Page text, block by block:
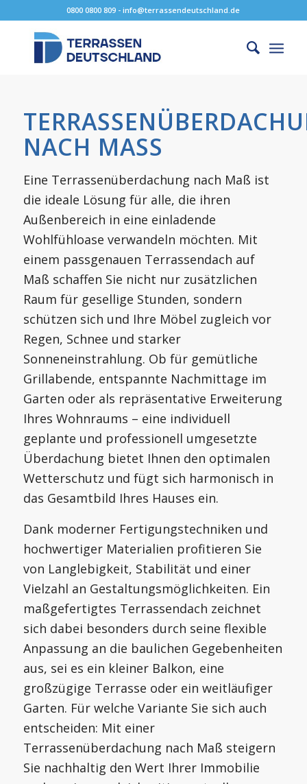
0800 0800 809 - info@terrassendeutschland.de
NACH MASS
Eine Terrassenüberdachung nach Maß ist
die ideale Lösung für alle, die ihren
Außenbereich in eine einladende
Wohlfühloase verwandeln möchten. Mit
einem passgenauen Terrassendach auf
Maß schaffen Sie nicht nur zusätzlichen
Raum für gesellige Stunden, sondern
schützen sich und Ihre Möbel zugleich vor
Regen, Schnee und starker
Sonneneinstrahlung. Ob für gemütliche
Grillabende, entspannte Nachmittage im
Garten oder als repräsentative Erweiterung
Ihres Wohnraums – eine individuell
geplante und professionell umgesetzte
Überdachung bietet Ihnen den optimalen
Wetterschutz und fügt sich harmonisch in
das Gesamtbild Ihres Hauses ein.
Dank moderner Fertigungstechniken und
hochwertiger Materialien profitieren Sie
von Langlebigkeit, Stabilität und einer
Vielzahl an Gestaltungsmöglichkeiten. Ein
maßgefertigtes Terrassendach zeichnet
sich dabei besonders durch seine flexible
Anpassung an die baulichen Gegebenheiten
aus, sei es ein kleiner Balkon, eine
großzügige Terrasse oder ein weitläufiger
Garten. Für welche Variante Sie sich auch
entscheiden: Mit einer
Terrassenüberdachung nach Maß steigern
Sie nachhaltig den Wert Ihrer Immobilie